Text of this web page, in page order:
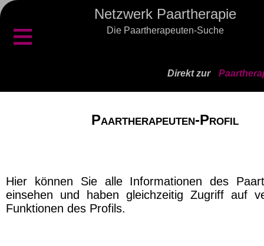
Netzwerk Paartherapie
Die Paartherapeuten-Suche
≡
Direkt zur
Paartherapeuten-Profil
Hier können Sie alle Informationen des
einsehen und haben gleichzeitig Zugriff auf
Funktionen des Profils.